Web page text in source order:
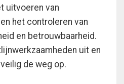
uitvoeren van
het controleren van
en betrouwbaarheid.
uit en
de weg op.